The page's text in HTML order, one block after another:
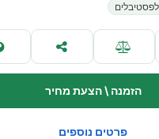
הזמנה \ הצעת מחיר
פרטים נוספים